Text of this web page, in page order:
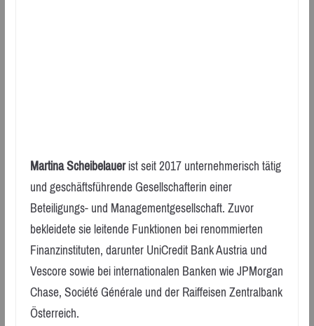
Martina Scheibelauerist seit 2017 unternehmerisch tätig
und geschäftsführende Gesellschafterin einer
Beteiligungs- und Managementgesellschaft. Zuvor
bekleidete sie leitende Funktionen bei renommierten
Finanzinstituten, darunter UniCredit Bank Austria und
Vescore sowie bei internationalen Banken wie JPMorgan
Chase, Société Générale und der Raiffeisen Zentralbank
Österreich.